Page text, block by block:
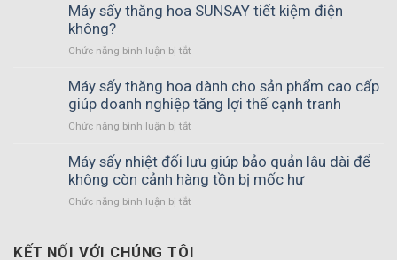
Máy sấy thăng hoa SUNSAY tiết kiệm điện
không?
Chức năng bình luận bị tắt
sấy
thăng
kiệm
điện
Máy sấy thăng hoa dành cho sản phẩm cao cấp
giúp doanh nghiệp tăng lợi thế cạnh tranh
Chức năng bình luận bị tắt
sấy
thăng
hoa
Máy sấy nhiệt đối lưu giúp bảo quản lâu dài để
không còn cảnh hàng tồn bị mốc hư
Chức năng bình luận bị tắt
nhiệt
KẾT NỐI VỚI CHÚNG TÔI